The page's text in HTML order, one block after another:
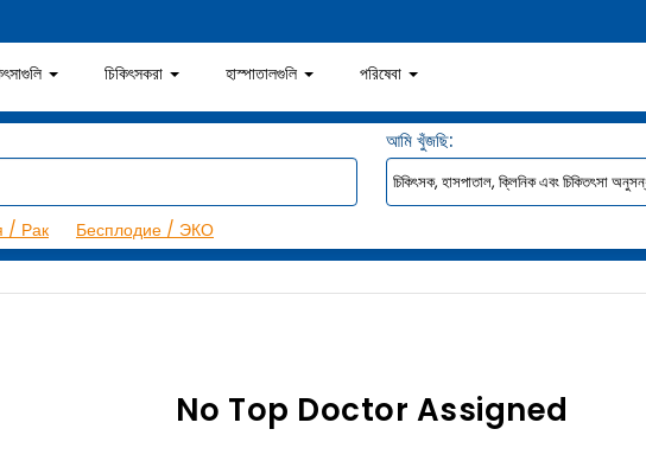
চিকিৎসকরা হাস্পাতালগুলি পরিষেবা
আমি খুঁজছি:
/ Рак
Бесплодие / ЭКО
No Top Doctor Assigned